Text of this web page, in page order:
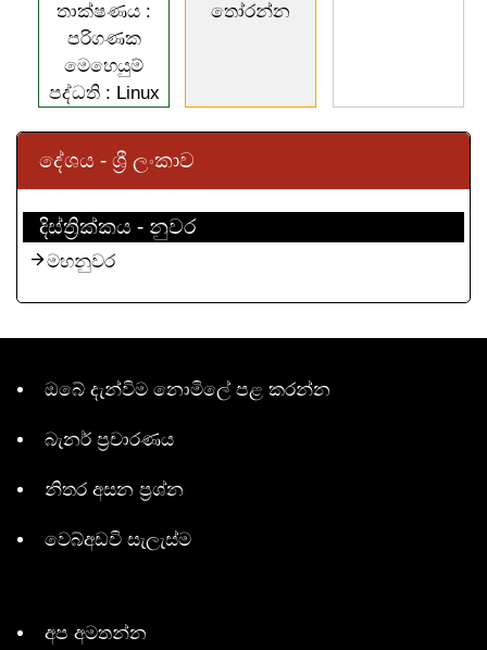
තාක්ෂණය :
පරිගණක
මෙහෙයුම්
පද්ධති : Linux
තෝරන්න
දේශය - ශ්‍රී ලංකාව
දිස්ත්‍රික්කය - නුවර
මහනුවර
ඔබේ දැන්විම නොමිලේ පළ කරන්න
බැනර් ප්‍රචාරණය
නිතර අසන ප්‍රශ්න
වෙබ්අඩවි සැලැස්ම
අප අමතන්න